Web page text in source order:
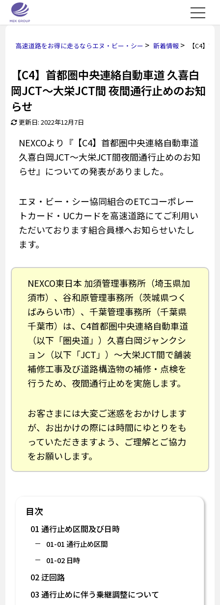
高速道路をお得に走るならエヌ・ビー・シー > 新着情報 > 【C4】
【C4】首都圏中央連絡自動車道 久喜白
岡JCT～大栄JCT間 夜間通行止めのお知
らせ
更新日: 2022年12月7日
NEXCOより『【C4】首都圏中央連絡自動車道
久喜白岡JCT～大栄JCT間夜間通行止めのお知
らせ』についての発表がありました。
エヌ・ビー・シー協同組合のETCコーポレー
トカード・UCカードを高速道路にてご利用い
ただいております組合員様へお知らせいたし
ます。
NEXCO東日本 加須管理事務所（埼玉県加
須市）、谷和原管理事務所（茨城県つく
ばみらい市）、千葉管理事務所（千葉県
千葉市）は、C4首都圏中央連絡自動車道
（以下「圏央道」）久喜白岡ジャンクシ
ョン（以下「JCT」）～大栄JCT間で舗装
補修工事及び道路構造物の補修・点検を
行うため、夜間通行止めを実施します。
お客さまには大変ご迷惑をおかけします
が、お出かけの際には時間にゆとりをも
っていただきますよう、ご理解とご協力
をお願いします。
目次
01 通行止め区間及び日時
01-01 通行止め区間
01-02 日時
02 迂回路
03 通行止めに伴う乗継調整について